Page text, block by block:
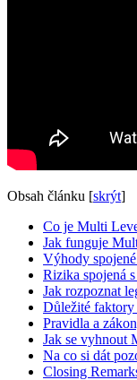
Obsah článku [skrýt]
Co⁢ je Multi
Jak funguje
Výhody
Rizika spojená
Jak rozpoznat
Důležité
Pravidla a
Jak se vyhnout
Na co si dát
Closing